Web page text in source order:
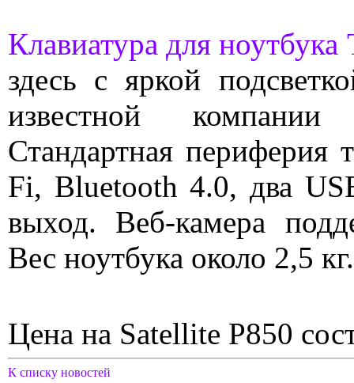
Клавиатура для ноутбука
здесь с яркой
известной
Стандартная периферия
Fi, Bluetooth 4.0, два
выход. Веб-камера
Вес ноутбука около 2,5 кг.
Цена на Satellite P850
К списку новостей